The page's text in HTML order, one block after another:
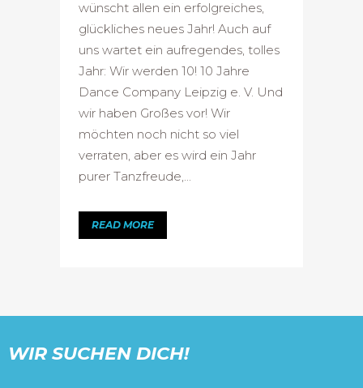
wünscht allen ein erfolgreiches,
glückliches neues Jahr! Auch auf
uns wartet ein aufregendes, tolles
Jahr: Wir werden 10! 10 Jahre
Dance Company Leipzig e. V. Und
wir haben Großes vor! Wir
möchten noch nicht so viel
verraten, aber es wird ein Jahr
purer Tanzfreude,...
READ MORE
WIR SUCHEN DICH!